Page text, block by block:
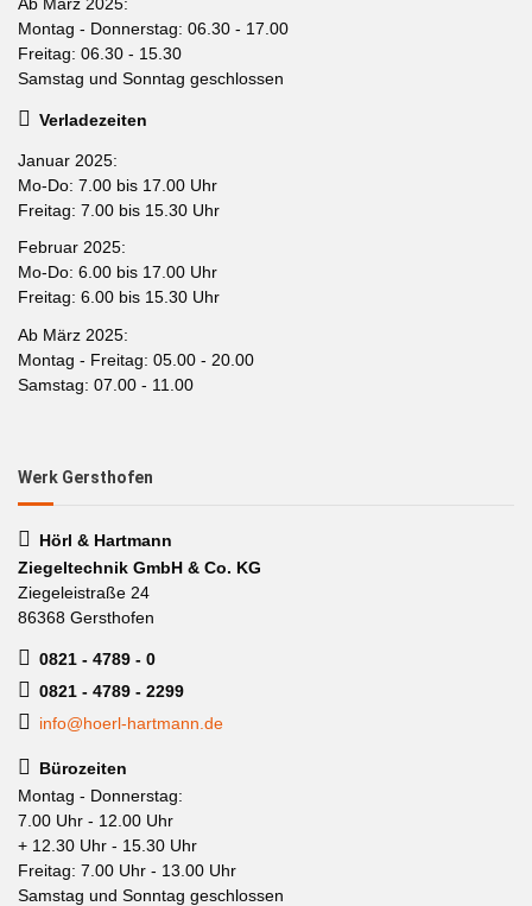
Montag - Donnerstag: 06.30 - 17.00
Freitag: 06.30 - 15.30
Samstag und Sonntag geschlossen
Verladezeiten
Januar 2025:
Mo-Do: 7.00 bis 17.00 Uhr
Freitag: 7.00 bis 15.30 Uhr
Februar 2025:
Mo-Do: 6.00 bis 17.00 Uhr
Freitag: 6.00 bis 15.30 Uhr
Ab März 2025:
Montag - Freitag: 05.00 - 20.00
Samstag: 07.00 - 11.00
Werk Gersthofen
Hörl & Hartmann
Ziegeltechnik GmbH & Co. KG
Ziegeleistraße 24
86368 Gersthofen
0821 - 4789 - 0
0821 - 4789 - 2299
info@hoerl-hartmann.de
Bürozeiten
Montag - Donnerstag:
7.00 Uhr - 12.00 Uhr
+ 12.30 Uhr - 15.30 Uhr
Freitag: 7.00 Uhr - 13.00 Uhr
Samstag und Sonntag geschlossen